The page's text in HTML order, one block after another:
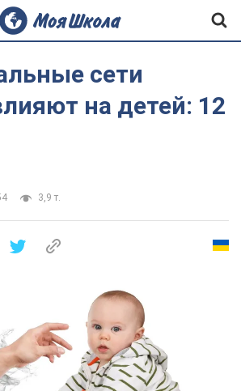
сети
на детей: 12
3,9 т.